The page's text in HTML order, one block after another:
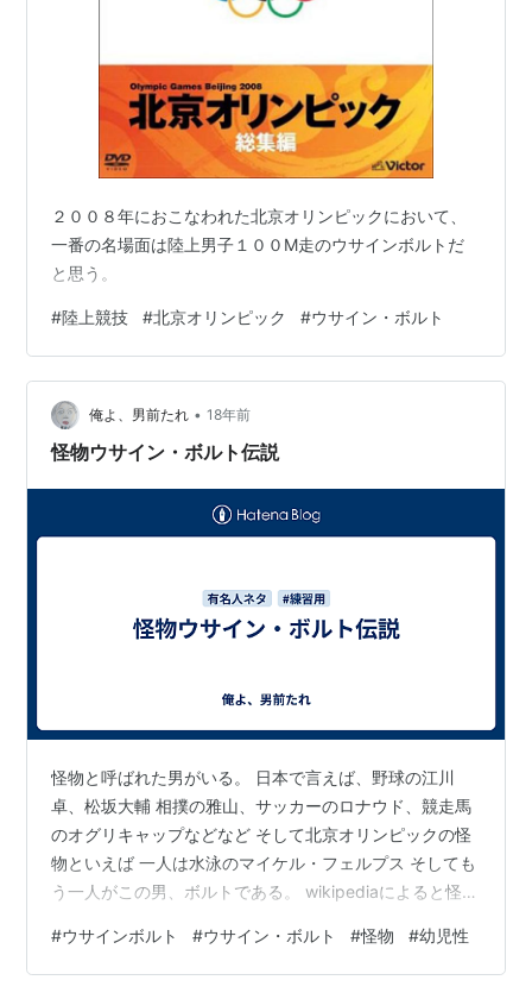
２００８年におこなわれた北京オリンピックにおいて、
一番の名場面は陸上男子１００M走のウサインボルトだ
と思う。
#陸上競技 #北京オリンピック #ウサイン・ボルト
俺よ、男前たれ • 18年前
怪物ウサイン・ボルト伝説
怪物と呼ばれた男がいる。 日本で言えば、野球の江川
卓、松坂大輔 相撲の雅山、サッカーのロナウド、競走馬
のオグリキャップなどなど そして北京オリンピックの怪
物といえば 一人は水泳のマイケル・フェルプス そしても
う一人がこの男、ボルトである。 wikipediaによると怪物
た架空の生物や、奇形の動物を指す。怪獣などを指す場
合もある。これらの意味から派生して、異端児、突出し
#ウサインボルト #ウサイン・ボルト #怪物 #幼児性